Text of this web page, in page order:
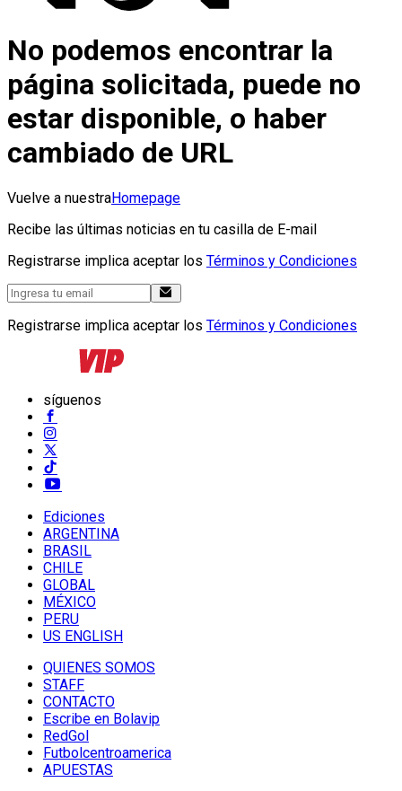
No podemos encontrar la
página solicitada, puede no
estar disponible, o haber
cambiado de URL
Vuelve a nuestraHomepage
Recibe las últimas noticias en tu casilla de E-mail
Registrarse implica aceptar los Términos y Condiciones
Registrarse implica aceptar los Términos y Condiciones
síguenos
Ediciones
ARGENTINA
BRASIL
CHILE
GLOBAL
MÉXICO
PERU
US ENGLISH
QUIENES SOMOS
STAFF
CONTACTO
Escribe en Bolavip
RedGol
Futbolcentroamerica
APUESTAS